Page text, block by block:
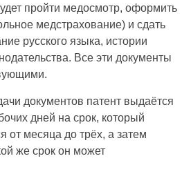
пройти медосмотр, оформить
медстрахование) и сдать
русского языка, истории
Все эти документы
документов патент выдаётся
дней на срок, который
от месяца до трёх, а затем
же срок он может